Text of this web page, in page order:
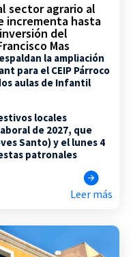
sector agrario al
incrementa hasta
del
Mas
la ampliación
para el CEIP Párroco
aulas de Infantil
locales
de 2027, que
Santo) y el lunes 4
patronales
Leer más